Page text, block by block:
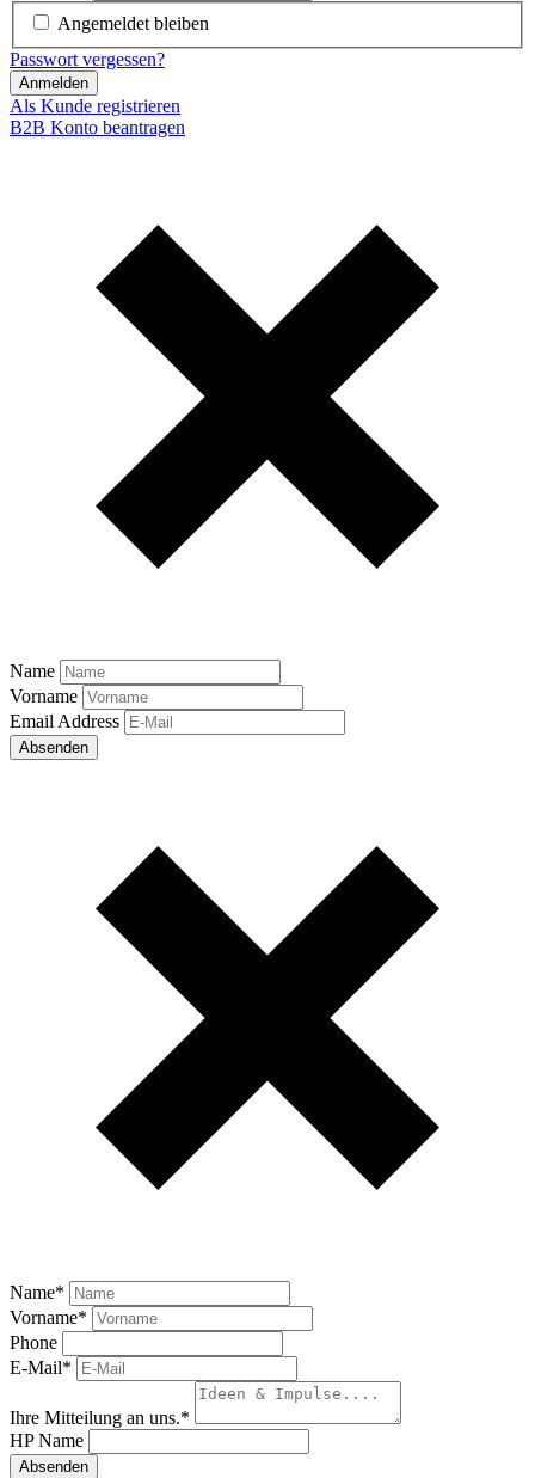
Angemeldet bleiben
Passwort vergessen?
Anmelden
Als Kunde registrieren
B2B Konto beantragen
Name
Vorname
Email Address
Name*
Vorname*
Phone
E-Mail*
Ihre Mitteilung an uns.*
HP Name
Absenden